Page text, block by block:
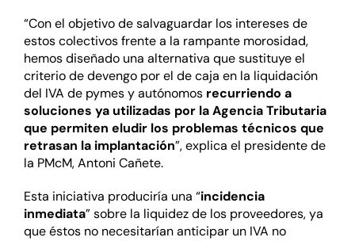
“Con el objetivo de salvaguardar los intereses de
estos colectivos frente a la rampante morosidad,
hemos diseñado una alternativa que sustituye el
criterio de devengo por el de caja en la liquidación
del IVA de pymes y autónomos recurriendo a
soluciones ya utilizadas por la Agencia Tributaria
que permiten eludir los problemas técnicos que
retrasan la implantación”, explica el presidente de
la PMcM, Antoni Cañete.
Esta iniciativa produciría una “incidencia
inmediata” sobre la liquidez de los proveedores, ya
que éstos no necesitarían anticipar un IVA no